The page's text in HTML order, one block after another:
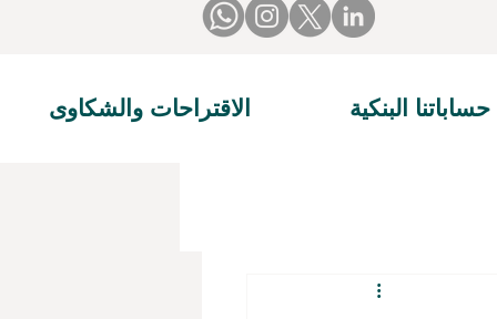
حساباتنا البنكية الاقتراحات والشكاوى